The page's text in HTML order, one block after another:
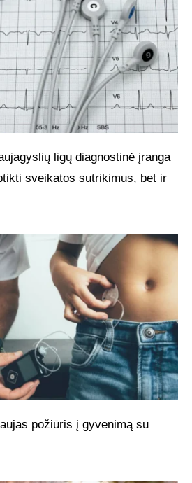
ligų diagnostinė įranga
sveikatos sutrikimus, bet ir
požiūris į gyvenimą su